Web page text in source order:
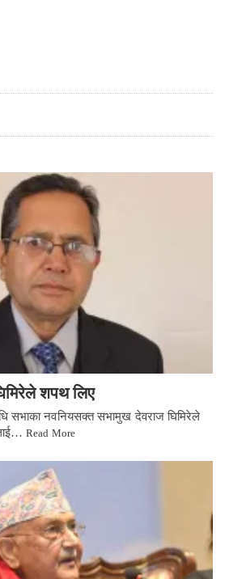
शपथ लिए
सभाका नवनियसक्त सभामुख देवराज घिमिरेले
Read More